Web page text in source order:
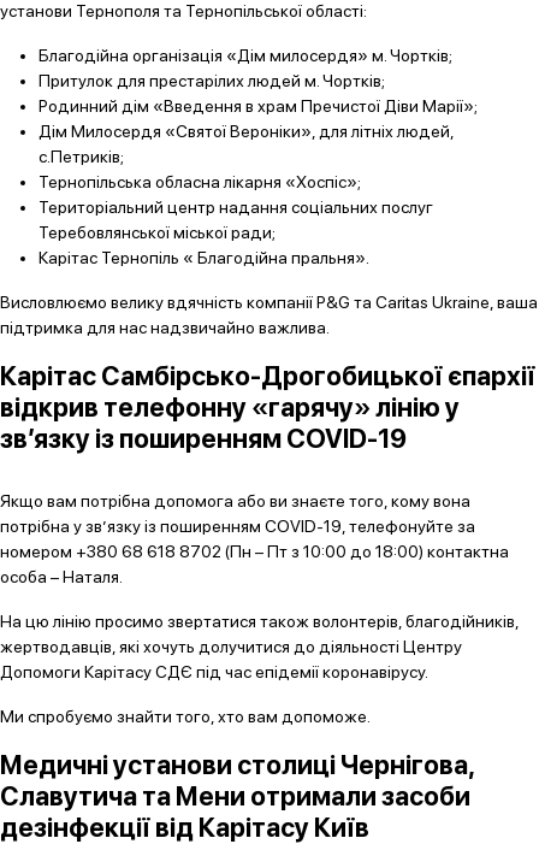
установи Тернополя та Тернопільської області:
Благодійна організація «Дім милосердя» м. Чортків;
Притулок для престарілих людей м. Чортків;
Родинний дім «Введення в храм Пречистої Діви Марії»;
Дім Милосердя «Святої Вероніки», для літніх людей,
с.Петриків;
Тернопільська обласна лікарня «Хоспіс»;
Територіальний центр надання соціальних послуг
Теребовлянської міської ради;
Карітас Тернопіль « Благодійна пральня».
Висловлюємо велику вдячність компанії P&G та Caritas Ukraine, ваша
підтримка для нас надзвичайно важлива.
Карітас Самбірсько-Дрогобицької єпархії
відкрив телефонну «гарячу» лінію у
зв’язку із поширенням COVID-19
Якщо вам потрібна допомога або ви знаєте того, кому вона
потрібна у зв’язку із поширенням COVID-19, телефонуйте за
номером +380 68 618 8702 (Пн – Пт з 10:00 до 18:00) контактна
особа – Наталя.
На цю лінію просимо звертатися також волонтерів, благодійників,
жертводавців, які хочуть долучитися до діяльності Центру
Допомоги Карітасу СДЄ під час епідемії коронавірусу.
Ми спробуємо знайти того, хто вам допоможе.
Медичні установи столиці Чернігова,
Славутича та Мени отримали засоби
дезінфекції від Карітасу Київ